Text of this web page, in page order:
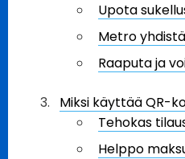
Upota
Metro
Raaputa ja
Miksi käyttää QR-
Tehokas
Helppo